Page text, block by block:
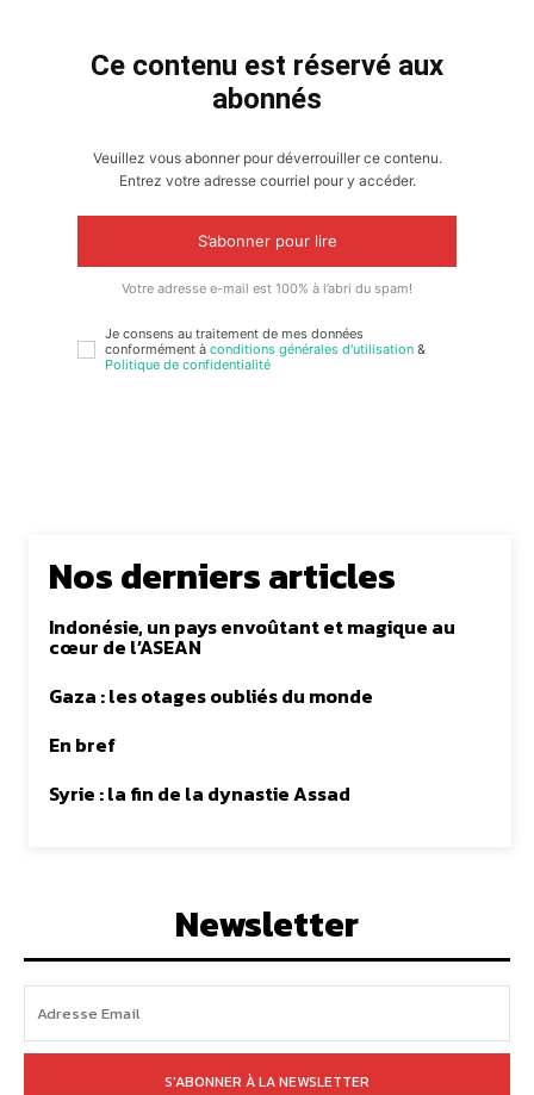
Ce contenu est réservé aux
abonnés
Veuillez vous abonner pour déverrouiller ce contenu.
Entrez votre adresse courriel pour y accéder.
S’abonner pour lire
Votre adresse e-mail est 100% à l’abri du spam!
Je consens au traitement de mes données
conformément à conditions générales d'utilisation &
Politique de confidentialité
Nos derniers articles
Indonésie, un pays envoûtant et magique au
cœur de l’ASEAN
Gaza : les otages oubliés du monde
En bref
Syrie : la fin de la dynastie Assad
Newsletter
S'ABONNER À LA NEWSLETTER